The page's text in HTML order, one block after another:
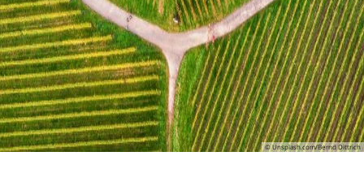
© Unsplash.com/Bernd Dittrich